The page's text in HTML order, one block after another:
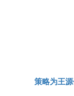
策略为王